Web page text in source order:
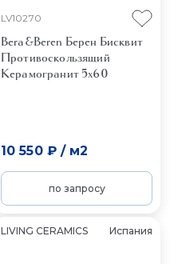
LV10270
Bera&Beren Берен Бисквит
Противоскользящий
Керамогранит 5x60
10 550 ₽/ м2
по запросу
LIVING CERAMICS Испания